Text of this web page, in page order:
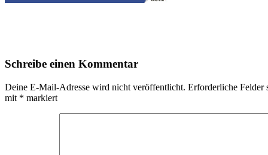
Schreibe einen Kommentar
Deine E-Mail-Adresse wird nicht veröffentlicht. Erforderliche Felder
mit * markiert